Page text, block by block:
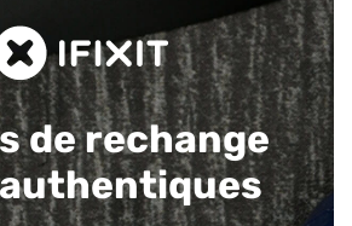
de rechange
authentiques​